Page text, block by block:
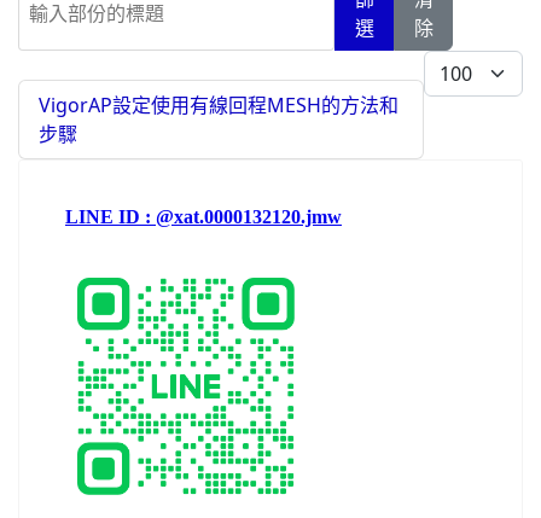
選
除
每頁顯示條數
VigorAP設定使用有線回程MESH的方法和
步驟